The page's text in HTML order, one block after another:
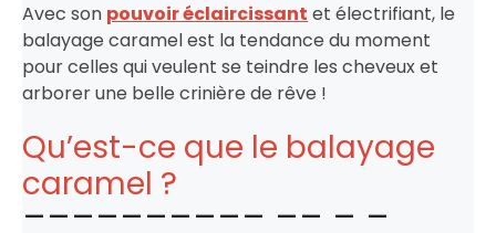
Avec son pouvoir éclaircissant et électrifiant, le
balayage caramel est la tendance du moment
pour celles qui veulent se teindre les cheveux et
arborer une belle crinière de rêve !
Qu’est-ce que le balayage
caramel ?